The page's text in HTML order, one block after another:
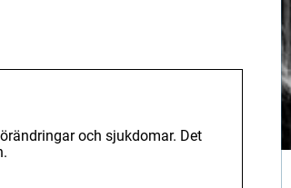
och sjukdomar. Det